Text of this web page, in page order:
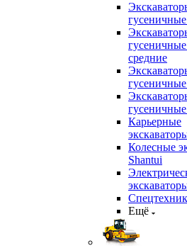
средние
Карьерные
Колесные
Shantui
Ещё